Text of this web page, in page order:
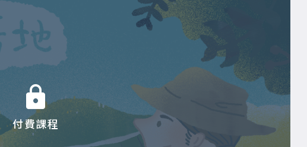
付費課程